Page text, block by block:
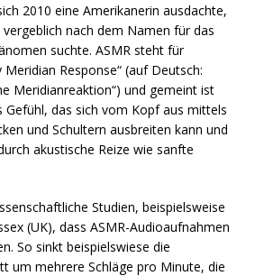
2010 eine Amerikanerin ausdachte,
nach dem Namen für das
suchte. ASMR steht für
Response“ (auf Deutsch:
Meridianreaktion“) und gemeint ist
Gefühl, das sich vom Kopf aus mittels
und Schultern ausbreiten kann und
akustische Reize wie sanfte
Studien, beispielsweise
(UK), dass ASMR-Audioaufnahmen
So sinkt beispielswiese die
um mehrere Schläge pro Minute, die